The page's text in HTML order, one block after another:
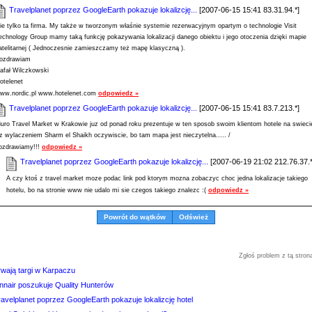
Travelplanet poprzez GoogleEarth pokazuje lokalizcję... [2007-06-15 15:41 83.31.94.*]
tylko ta firma. My także w tworzonym właśnie systemie rezerwacyjnym opartym o technologie Visit
Group mamy taką funkcję pokazywania lokalizacji danego obiektu i jego otoczenia dzięki mapie
( Jednoczesnie zamieszczamy też mapę klasyczną ).
Wilczkowski
www.hotelenet.com odpowiedz »
Travelplanet poprzez GoogleEarth pokazuje lokalizcję... [2007-06-15 15:41 83.7.213.*]
Travel Market w Krakowie juz od ponad roku prezentuje w ten sposob swoim klientom hotele na
wylaczeniem Sharm el Shaikh oczywiscie, bo tam mapa jest nieczytelna..... /
odpowiedz »
Travelplanet poprzez GoogleEarth pokazuje lokalizcję... [2007-06-19 21:02
A czy ktoś z travel market moze podac link pod ktorym mozna zobaczyc choc jedna lokalizacje takiego
hotelu, bo na stronie www nie udalo mi sie czegos takiego znalezc :( odpowiedz »
Powrót do wątków Odśwież
Zgłoś problem z tą
targi w Karpaczu
poszukuje Quality Hunterów
poprzez GoogleEarth pokazuje lokalizcję hotel